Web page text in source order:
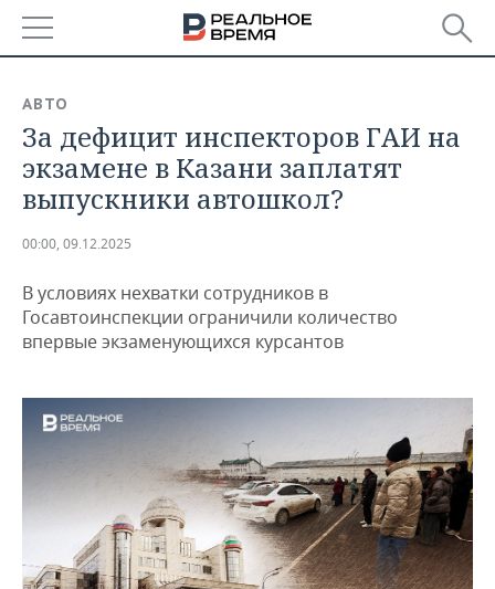
БАШКОРТОСТАН
ТАТАРСТАН
НОВОСТИ
АНАЛИТИКА
ДЕКЛАРАЦИИ О ДОХОДАХ
КОРОЛИ ГОСЗАКАЗА ПФО
КОМУ ПРИНАДЛЕЖАТ
ТОРГОВЫЕ ЦЕНТРЫ
ТАТАРСТАНА
НОВОСТИ ЭКОНОМИКИ
ФИНАНСЫ
БЮДЖЕТ
ИНВЕСТИЦИИ
ПРОМЫШЛЕННОСТЬ
НОВОСТИ
ПРОМЫШЛЕННОСТИ
АГРОПРОМ
МАШИНОСТРОЕНИЕ
НЕФТЕХИМИЯ
НЕФТЬ
НЕДВИЖИМОСТЬ
НОВОСТИ АВТО
БИЗНЕС
НОВОСТИ БИЗНЕСА
РОЗНИЧНАЯ ТОРГОВЛЯ
ТЕХНОЛОГИИ
НОВОСТИ ТЕХНОЛОГИЙ
МЕРОПРИЯТИЯ
АВТО
За дефицит инспекторов ГАИ на
экзамене в Казани заплатят
выпускники автошкол?
00:00, 09.12.2025
В условиях нехватки сотрудников в
Госавтоинспекции ограничили количество
впервые экзаменующихся курсантов